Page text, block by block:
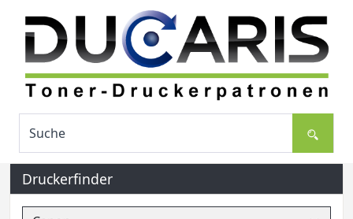
Druckerfinder